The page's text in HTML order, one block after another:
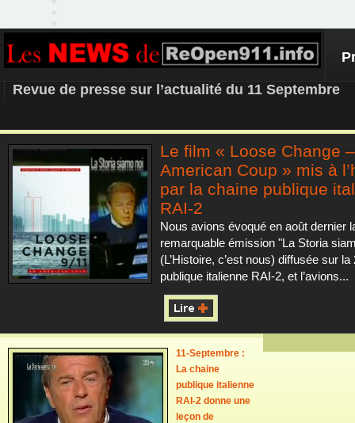
REOPEN911 – NEWS
Revue de presse sur l’actualité du 11 Septembre
Le film « Loose Change
American Coup » mis à
par la chaine publique
RAI-2
Nous avions évoqué en août dernier
remarquable émission "La Storia
(L’Histoire, c’est nous) diffusée sur la
publique italienne RAI-2, et l’avions...
11-Septembre :
La chaine
publique italienne
RAI-2 donne une
leçon de